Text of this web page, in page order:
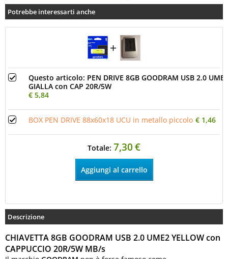
Potrebbe interessarti anche
Questo articolo: PEN DRIVE 8GB GOODRAM USB 2.0 UME2
GIALLA con CAP 20R/5W
€ 5,84
BOX PEN DRIVE 88x60x18 UCU in metallo piccolo € 1,46
Totale: 7,30€
Descrizione
CHIAVETTA 8GB GOODRAM USB 2.0 UME2 YELLOW con
CAPPUCCIO 20R/5W MB/s